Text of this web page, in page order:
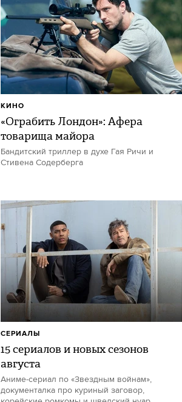
«Ограбить Лондон»: Афера
товарища майора
Бандитский триллер в духе Гая Ричи и
Стивена Содерберга
КИНО
15 сериалов и новых сезонов
августа
Аниме-сериал по «Звездным войнам»,
документалка про куриный заговор,
СЕРИАЛЫ